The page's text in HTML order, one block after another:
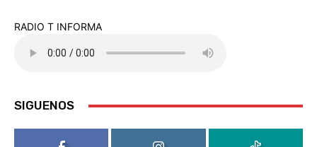
RADIO T INFORMA
SIGUENOS